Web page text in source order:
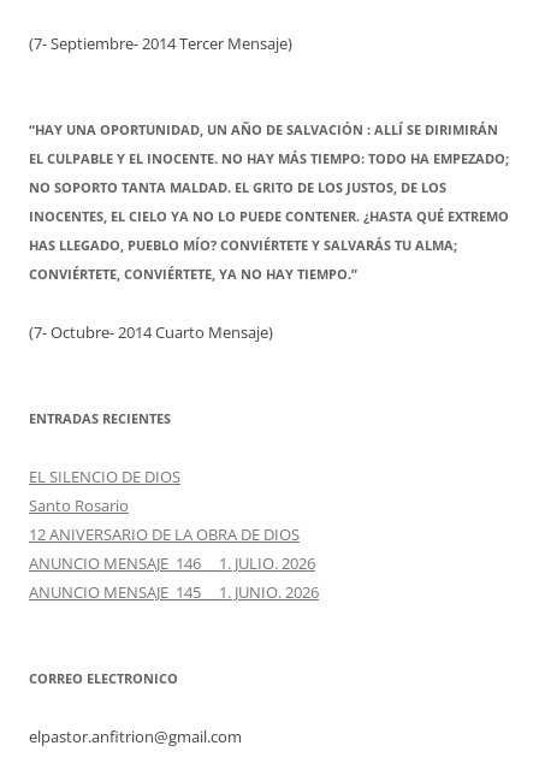
(7- Septiembre- 2014 Tercer Mensaje)
“HAY UNA OPORTUNIDAD, UN AÑO DE SALVACIÓN : ALLÍ SE DIRIMIRÁN
EL CULPABLE Y EL INOCENTE. NO HAY MÁS TIEMPO: TODO HA EMPEZADO;
NO SOPORTO TANTA MALDAD. EL GRITO DE LOS JUSTOS, DE LOS
INOCENTES, EL CIELO YA NO LO PUEDE CONTENER. ¿HASTA QUÉ EXTREMO
HAS LLEGADO, PUEBLO MÍO? CONVIÉRTETE Y SALVARÁS TU ALMA;
CONVIÉRTETE, CONVIÉRTETE, YA NO HAY TIEMPO.”
(7- Octubre- 2014 Cuarto Mensaje)
ENTRADAS RECIENTES
EL SILENCIO DE DIOS
Santo Rosario
12 ANIVERSARIO DE LA OBRA DE DIOS
ANUNCIO MENSAJE 146 1. JULIO. 2026
ANUNCIO MENSAJE 145 1. JUNIO. 2026
CORREO ELECTRONICO
elpastor.anfitrion@gmail.com